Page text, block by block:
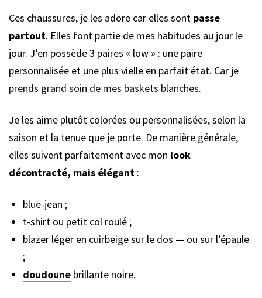
Ces chaussures, je les adore car elles sont passe
partout. Elles font partie de mes habitudes au jour le
jour. J’en possède 3 paires « low » : une paire
personnalisée et une plus vielle en parfait état. Car je
prends grand soin de mes baskets blanches.
Je les aime plutôt colorées ou personnalisées, selon la
saison et la tenue que je porte. De manière générale,
elles suivent parfaitement avec mon look
décontracté, mais élégant :
blue-jean ;
t-shirt ou petit col roulé ;
blazer léger en cuirbeige sur le dos — ou sur l’épaule
;
doudoune brillante noire.